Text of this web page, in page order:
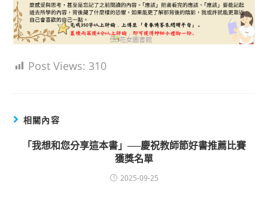
Post Views: 310
相關內容
「我想和您分享這本書」──慶祝教師節好書推薦比賽
獲獎名單
2025-09-25